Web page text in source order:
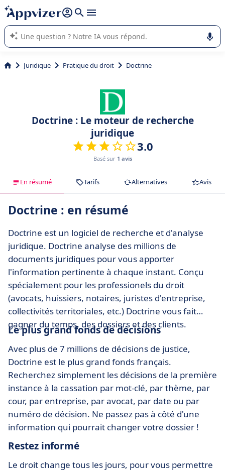
répondre (plusieurs lignes avec
L'IA de Appvizer vous guide dans l'utilisation ou la sélection de
logiciel SaaS en entreprise.
Juridique Pratique du droit Doctrine
Doctrine : Le moteur de recherche
juridique
3.0
Basé sur 1 avis
En résumé Tarifs Alternatives Avis
Doctrine : en résumé
Doctrine est un logiciel de recherche et d'analyse
juridique. Doctrine analyse des millions de
documents juridiques pour vous apporter
l'information pertinente à chaque instant. Conçu
spécialement pour les professionels du droit
(avocats, huissiers, notaires, juristes d'entreprise,
collectivités territoriales, etc.) Doctrine vous fait
gagner du temps, des dossiers et des clients.
Le plus grand fonds de décisions
Avec plus de 7 millions de décisions de justice,
Doctrine est le plus grand fonds français.
Recherchez simplement les décisions de la première
instance à la cassation par mot-clé, par thème, par
cour, par entreprise, par avocat, par date ou par
numéro de décision. Ne passez pas à côté d'une
information qui pourrait changer votre dossier !
Restez informé
Le droit change tous les jours, pour vous permettre